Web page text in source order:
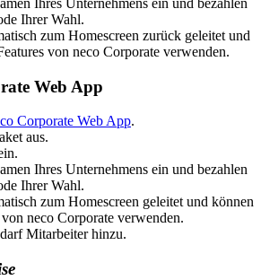
Ihres Unternehmens ein und bezahlen
Ihrer Wahl.
zum Homescreen zurück geleitet und
von neco Corporate verwenden.
Web App
Corporate Web App.
aus.
Ihres Unternehmens ein und bezahlen
Ihrer Wahl.
zum Homescreen geleitet und können
neco Corporate verwenden.
Mitarbeiter hinzu.